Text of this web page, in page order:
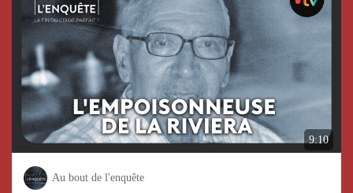
9:10
Au bout de l'enquête